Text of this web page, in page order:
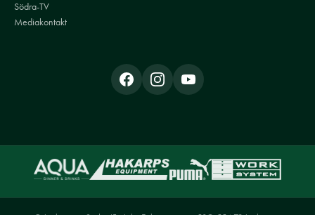
Södra-TV
Mediakontakt